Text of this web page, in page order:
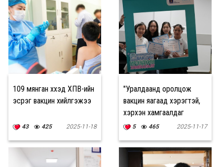
109 мянган хүүхэд ХПВ-ийн
эсрэг вакцин хийлгэжээ
43 425 2025-11-18
"Уралдаанд оролцож
вакцин яагаад хэрэгтэй,
хэрхэн хамгаалдаг
талаар илүү ойлголттой
5 465 2025-11-17